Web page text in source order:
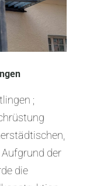
;
der
die